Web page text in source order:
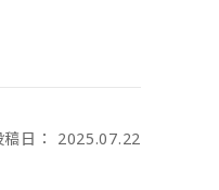
稿日： 2025.07.22